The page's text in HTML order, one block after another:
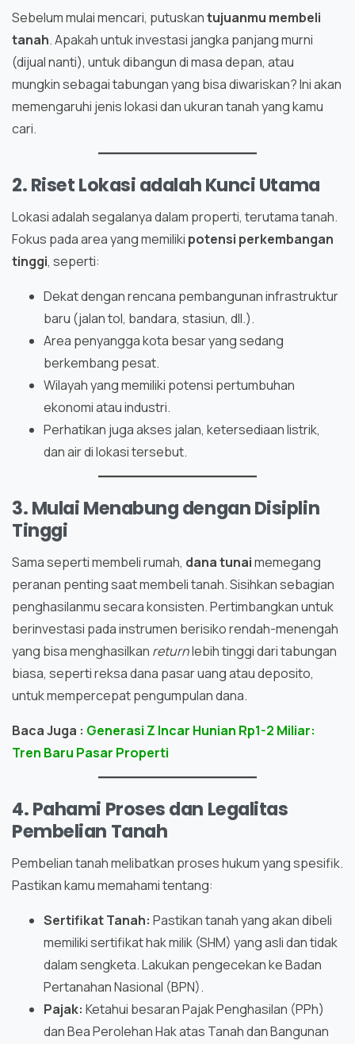
Sebelum mulai mencari, putuskantujuanmu membeli
tanah. Apakah untuk investasi jangka panjang murni
(dijual nanti), untuk dibangun di masa depan, atau
mungkin sebagai tabungan yang bisa diwariskan? Ini akan
memengaruhi jenis lokasi dan ukuran tanah yang kamu
cari.
2. Riset Lokasi adalah Kunci Utama
Lokasi adalah segalanya dalam properti, terutama tanah.
Fokus pada area yang memiliki potensi perkembangan
tinggi, seperti:
Dekat dengan rencana pembangunan infrastruktur
baru (jalan tol, bandara, stasiun, dll.).
Area penyangga kota besar yang sedang
berkembang pesat.
Wilayah yang memiliki potensi pertumbuhan
ekonomi atau industri.
Perhatikan juga akses jalan, ketersediaan listrik,
dan air di lokasi tersebut.
3. Mulai Menabung dengan Disiplin
Tinggi
Sama seperti membeli rumah, dana tunaimemegang
peranan penting saat membeli tanah. Sisihkan sebagian
penghasilanmu secara konsisten. Pertimbangkan untuk
berinvestasi pada instrumen berisiko rendah-menengah
yang bisa menghasilkan returnlebih tinggi dari tabungan
biasa, seperti reksa dana pasar uang atau deposito,
untuk mempercepat pengumpulan dana.
Baca Juga : Generasi Z Incar Hunian Rp1-2 Miliar:
Tren Baru Pasar Properti
4. Pahami Proses dan Legalitas
Pembelian Tanah
Pembelian tanah melibatkan proses hukum yang spesifik.
Pastikan kamu memahami tentang:
Sertifikat Tanah: Pastikan tanah yang akan dibeli
memiliki sertifikat hak milik (SHM) yang asli dan tidak
dalam sengketa. Lakukan pengecekan ke Badan
Pertanahan Nasional (BPN).
Pajak: Ketahui besaran Pajak Penghasilan (PPh)
dan Bea Perolehan Hak atas Tanah dan Bangunan